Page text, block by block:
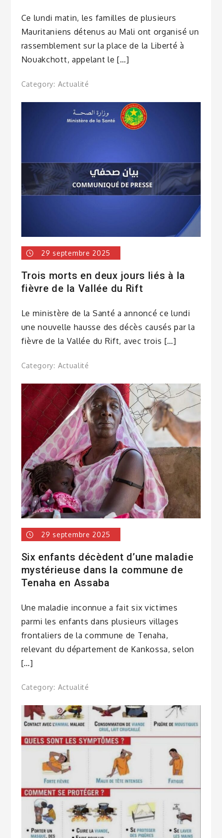
Ce lundi matin, les familles de plusieurs
Mauritaniens détenus au Mali ont organisé un
rassemblement sur la place de la Liberté à
Nouakchott, appelant le […]
Category: Actualité
29 septembre 2025
Trois morts en deux jours liés à la
fièvre de la Vallée du Rift
Le ministère de la Santé a annoncé ce lundi
une nouvelle hausse des décès causés par la
fièvre de la Vallée du Rift, avec trois […]
Category: Actualité
29 septembre 2025
Six enfants décèdent d’une maladie
mystérieuse dans la commune de
Tenaha en Assaba
Une maladie inconnue a fait six victimes
parmi les enfants dans plusieurs villages
frontaliers de la commune de Tenaha,
relevant du département de Kankossa, selon
[…]
Category: Actualité